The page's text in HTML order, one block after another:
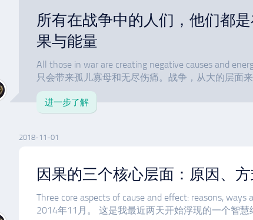
所有在战争中的人们，他们都
果与能量
All those in war are creating negative causes and
只会带来孤儿寡母和无尽伤痛。战争，从大的层面
进一步了解
2018-11-01
因果的三个核心层面：原因、
Three core aspects of cause and effect: reasons, ways
2014年11月。 这是我最近两天开始浮现的一个智慧